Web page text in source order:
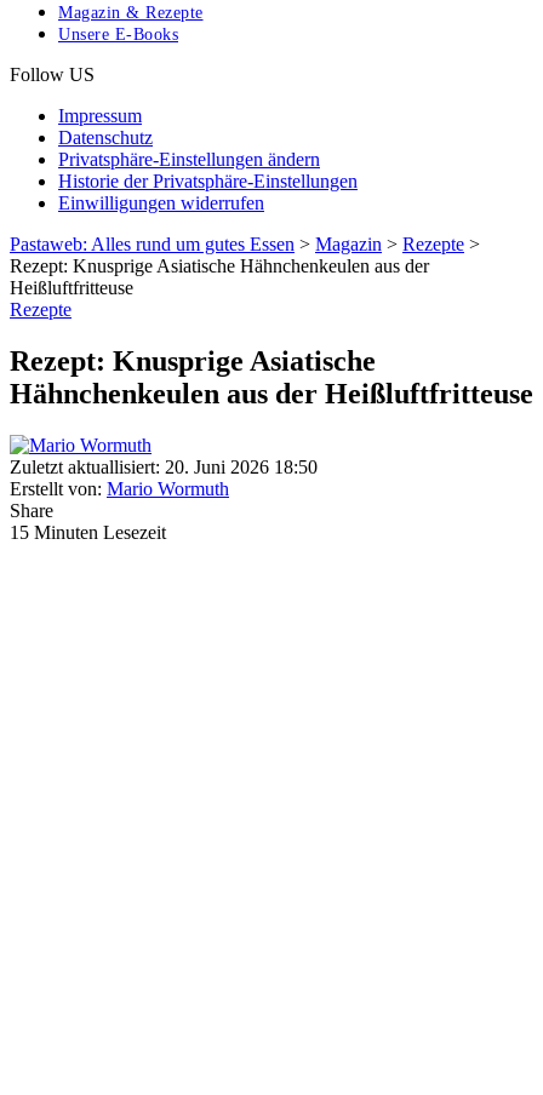
Magazin & Rezepte
Unsere E-Books
Follow US
Impressum
Datenschutz
Privatsphäre-Einstellungen ändern
Historie der Privatsphäre-Einstellungen
Einwilligungen widerrufen
Pastaweb: Alles rund um gutes Essen > Magazin > Rezepte >
Rezept: Knusprige Asiatische Hähnchenkeulen aus der
Heißluftfritteuse
Rezepte
Rezept: Knusprige Asiatische
Hähnchenkeulen aus der Heißluftfritteuse
Zuletzt aktuallisiert: 20. Juni 2026 18:50
Erstellt von: Mario Wormuth
Share
15 Minuten Lesezeit